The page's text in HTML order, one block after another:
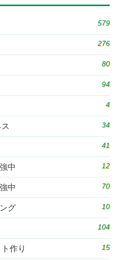
579
276
80
94
4
34
41
中 12
中 70
グ 10
104
作り 15